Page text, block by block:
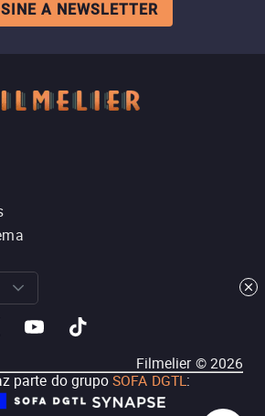
A NEWSLETTER
Filmelier ©2026
parte do grupoSOFA DGTL: